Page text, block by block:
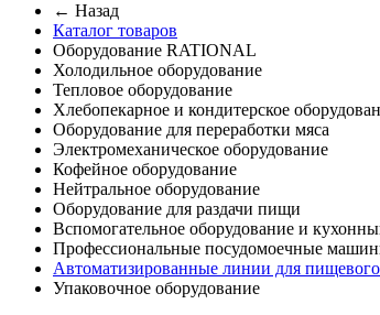
← Назад
Каталог товаров
Оборудование RATIONAL
Холодильное оборудование
Тепловое оборудование
Хлебопекарное и кондитерское
Оборудование для переработки мяса
Электромеханическое оборудование
Кофейное оборудование
Нейтральное оборудование
Оборудование для раздачи пищи
Вспомогательное оборудование и
Профессиональные посудомоечные
Автоматизированные линии для пищевого
Упаковочное оборудование